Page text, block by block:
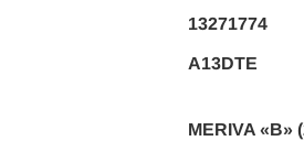
MERIVA «B»
13271774
A13DTE